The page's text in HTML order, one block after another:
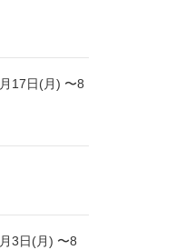
17日(月) 〜8
3日(月) 〜8